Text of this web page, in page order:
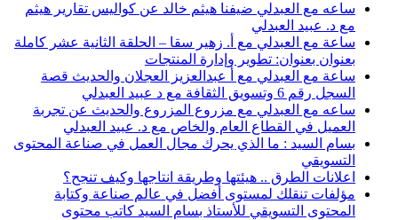
ساعه مع العبدلي ضيفنا هيثم خالد عن كواليس تقارير هيثم
مع د. عبيد العبدلي
ساعة مع العبدلي مع أ. زهير سقا – الحلقة الثانية عشر كاملة
بعنوان بعنوان: تطوير وإدارة المنتجات
ساعة مع العبدلي مع أ عبدالعزيز العجلان والحديث قصة
السجل رقم 6 وتسويق الثقافة مع د عبيد العبدلي
ساعه مع العبدلي مع مزروع المزروع والحديث عن تجربة
العميل في القطاع العام والخاص مع د. عبيد العبدلي
بسام السيد : ما الذي يحرك مجال العمل في صناعة المحتوى
التسويقي
اعلانات الطرق .. هيئتها وطريقة انتاجها وكيف تنجح؟
مؤلفات تنقلك لمستوى أفضل في عالم صناعة وكتابة
المحتوى التسويقي للأستاذ بسام السيد كاتب محتوى